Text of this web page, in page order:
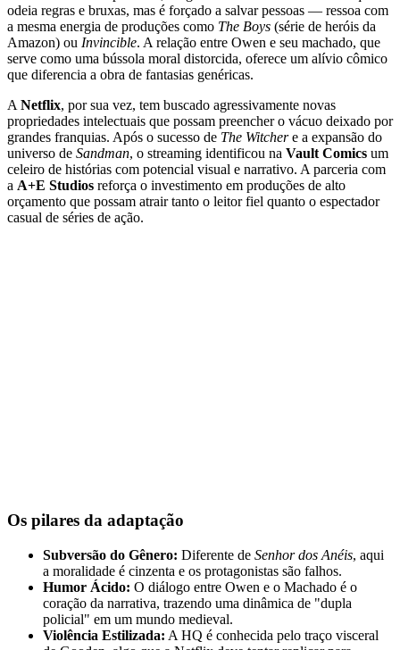
odeia regras e bruxas, mas é forçado a salvar pessoas — ressoa com
a mesma energia de produções como The Boys (série de heróis da
Amazon) ou Invincible. A relação entre Owen e seu machado, que
serve como uma bússola moral distorcida, oferece um alívio cômico
que diferencia a obra de fantasias genéricas.
ANetflix, por sua vez, tem buscado agressivamente novas
propriedades intelectuais que possam preencher o vácuo deixado por
grandes franquias. Após o sucesso de The Witchere a expansão do
universo de Sandman, o streaming identificou na Vault Comics um
celeiro de histórias com potencial visual e narrativo. A parceria com
a A+E Studios reforça o investimento em produções de alto
orçamento que possam atrair tanto o leitor fiel quanto o espectador
casual de séries de ação.
Os pilares da adaptação
Subversão do Gênero: Diferente de Senhor dos Anéis, aqui
a moralidade é cinzenta e os protagonistas são falhos.
Humor Ácido: O diálogo entre Owen e o Machado é o
coração da narrativa, trazendo uma dinâmica de "dupla
policial" em um mundo medieval.
Violência Estilizada: A HQ é conhecida pelo traço visceral